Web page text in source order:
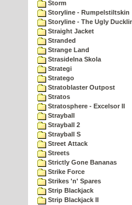
Storm
Storyline - Rumpelstiltskin
Storyline - The Ugly
Straight Jacket
Stranded
Strange Land
Strasidelna Skola
Strategi
Stratego
Stratoblaster Outpost
Stratos
Stratosphere - Excelsor II
Strayball
Strayball 2
Strayball S
Street Attack
Streets
Strictly Gone Bananas
Strike Force
Strikes 'n' Spares
Strip Blackjack
Strip Blackjack II